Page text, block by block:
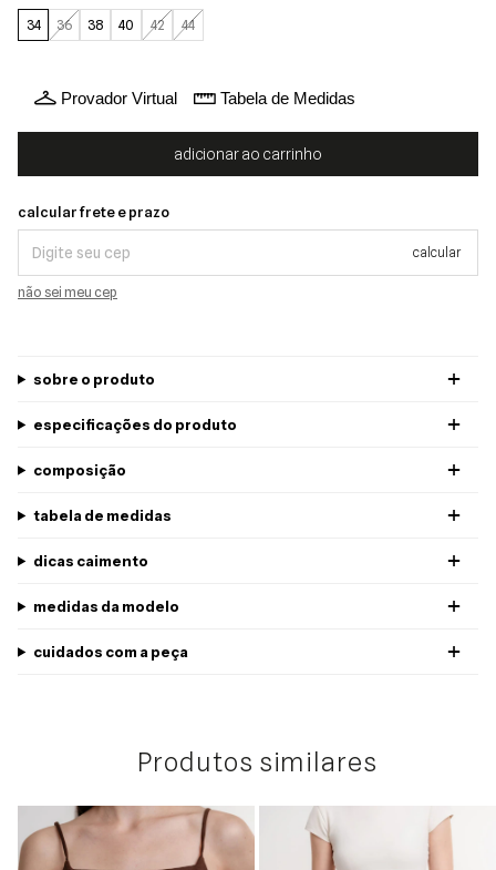
34 36 38 40 42 44
Provador Virtual Tabela de Medidas
Calcular frete e prazo
calcular frete e prazo
calcular
não sei meu cep
sobre o produto
especificações do produto
composição
tabela de medidas
dicas caimento
medidas da modelo
cuidados com a peça
Produtos similares